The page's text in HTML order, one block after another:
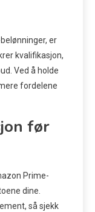
er
kvalifikasjon,
Ved å holde
fordelene
før
Prime-
dine.
så sjekk